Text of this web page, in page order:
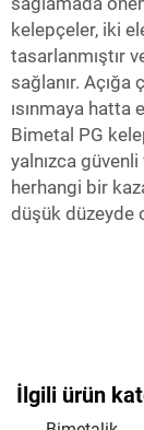
kelepçeler, iki
tasarlanmıştır
sağlanır. Açığa
ısınmaya hatta
Bimetal PG
yalnızca
herhangi bir
düşük düzeyde
İlgili ürün